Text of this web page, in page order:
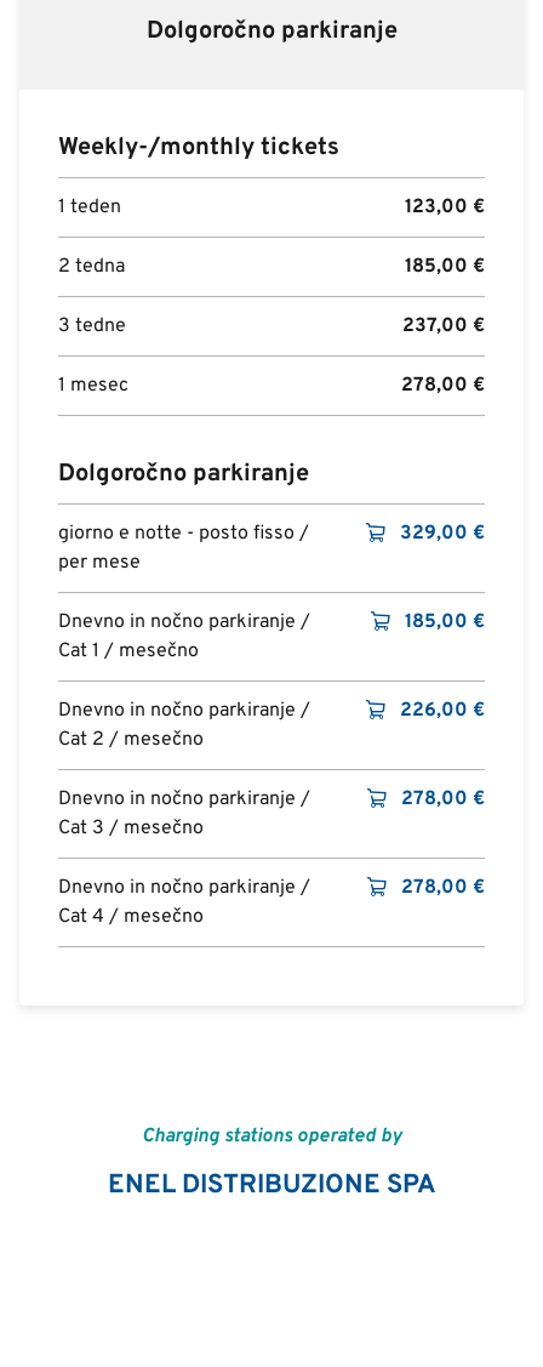
Dolgoročno parkiranje
Weekly-/monthly tickets
1 teden 123,00 €
2 tedna 185,00 €
3 tedne 237,00 €
1 mesec 278,00 €
Dolgoročno parkiranje
giorno e notte - posto fisso /
per mese
329,00 €
Dnevno in nočno parkiranje /
Cat 1 / mesečno
185,00 €
Dnevno in nočno parkiranje /
Cat 2 / mesečno
226,00 €
Dnevno in nočno parkiranje /
Cat 3 / mesečno
278,00 €
Dnevno in nočno parkiranje /
Cat 4 / mesečno
278,00 €
Charging stations operated by
ENEL DISTRIBUZIONE SPA